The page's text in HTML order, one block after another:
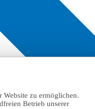
Website zu ermöglichen.
Betrieb unserer